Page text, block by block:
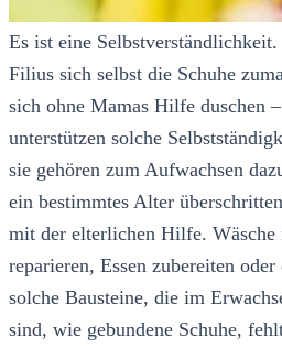
Es ist eine
Filius sich selbst die Schuhe
sich ohne Mamas Hilfe duschen
unterstützen solche
sie gehören zum Aufwachsen
ein bestimmtes Alter
mit der elterlichen Hilfe. Wäsche
reparieren, Essen zubereiten
solche Bausteine, die im
sind, wie gebundene Schuhe,